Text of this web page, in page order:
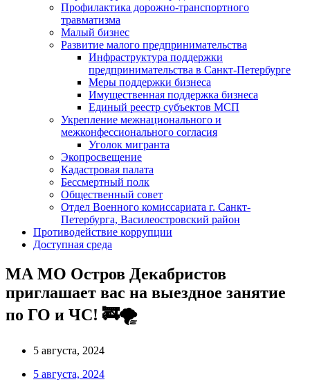
Профилактика дорожно-транспортного
травматизма
Малый бизнес
Развитие малого предпринимательства
Инфраструктура поддержки
предпринимательства в Санкт-Петербурге
Меры поддержки бизнеса
Имущественная поддержка бизнеса
Единый реестр субъектов МСП
Укрепление межнационального и
межконфессионального согласия
Уголок мигранта
Экопросвещение
Кадастровая палата
Бессмертный полк
Общественный совет
Отдел Военного комиссариата г. Санкт-
Петербурга, Василеостровский район
Противодействие коррупции
Доступная среда
МА МО Остров Декабристов
приглашает вас на выездное занятие
по ГО и ЧС! 🚒🌪
5 августа, 2024
5 августа, 2024